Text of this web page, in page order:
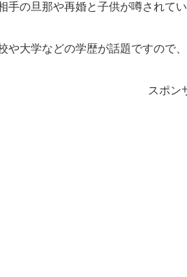
手の旦那や再婚と子供が噂されて
や大学などの学歴が話題ですので
スポン